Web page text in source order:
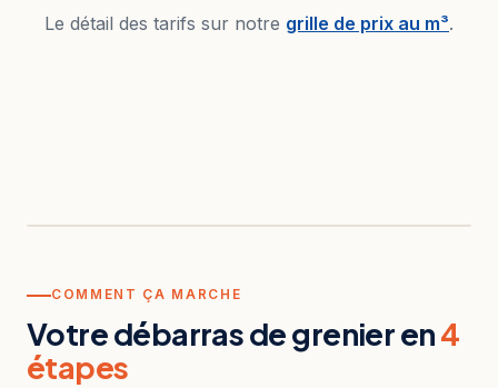
Le détail des tarifs sur notre grille de prix au m³.
COMMENT ÇA MARCHE
Votre débarras de grenier en4
étapes